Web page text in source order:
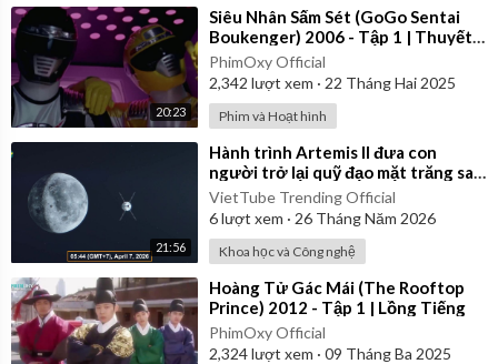
20:23
⁣Siêu Nhân Sấm Sét (GoGo Sentai
Boukenger) 2006 - Tập 1 | Thuyết
Minh
PhimOxy Official
2,342 lượt xem · 22 Tháng Hai 2025
Phim và Hoạt hình
21:56
⁣Hành trình Artemis II đưa con
người trở lại quỹ đạo mặt trăng sau
54 năm của NASA
VietTube Trending Official
6lượt xem · 26 Tháng Năm 2026
Khoa học và Công nghệ
⁣Hoàng Tử Gác Mái (The Rooftop
Prince) 2012 - Tập 1 | Lồng Tiếng
PhimOxy Official
2,324lượt xem · 09 Tháng Ba 2025